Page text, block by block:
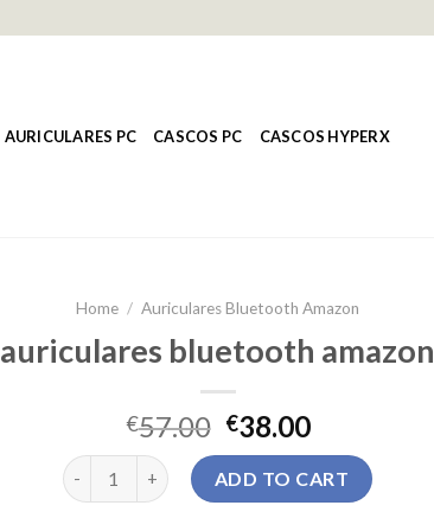
AURICULARES PC CASCOS PC CASCOS HYPERX
Home / Auriculares Bluetooth Amazon
auriculares bluetooth amazon
€57.00 €38.00
auriculares bluetooth amazon quantity
ADD TO CART